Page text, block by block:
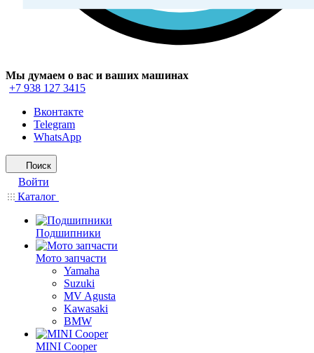
Мы думаем о вас и ваших машинах
+7 938 127 3415
Вконтакте
Telegram
WhatsApp
Поиск
Войти
Каталог
Подшипники
Мото запчасти
Yamaha
Suzuki
MV Agusta
Kawasaki
BMW
MINI Cooper